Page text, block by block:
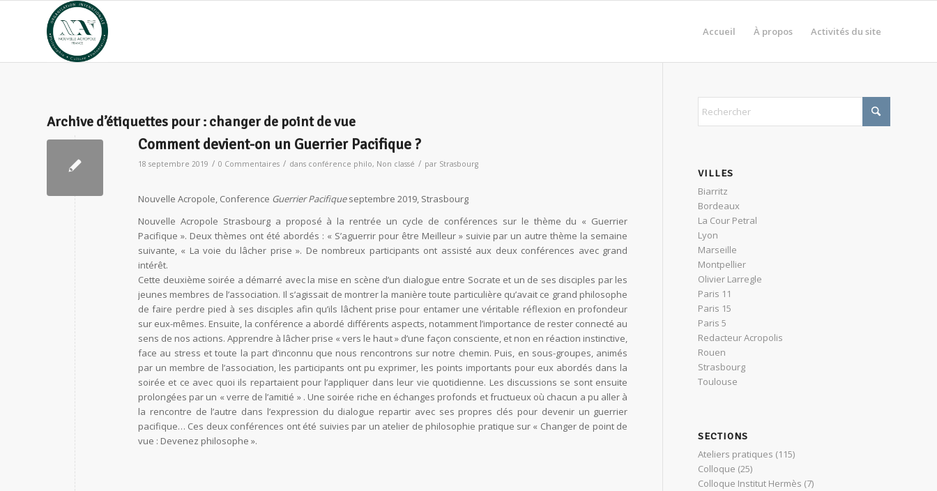
Accueil À propos Activités du site
Archive d’étiquettes pour : changer de point de vue
Comment devient-on un Guerrier Pacifique ?
18 septembre 2019 / 0 Commentaires / dans conférence philo, Non classé / par Strasbourg
Nouvelle Acropole, Conference Guerrier Pacifiqueseptembre 2019, Strasbourg
Nouvelle Acropole Strasbourg a proposé à la rentrée un cycle de conférences sur le thème du « Guerrier
Pacifique ». Deux thèmes ont été abordés : « S’aguerrir pour être Meilleur » suivie par un autre thème la semaine
suivante, « La voie du lâcher prise ». De nombreux participants ont assisté aux deux conférences avec grand
intérêt.
Cette deuxième soirée a démarré avec la mise en scène d’un dialogue entre Socrate et un de ses disciples par les
jeunes membres de l’association. Il s’agissait de montrer la manière toute particulière qu’avait ce grand philosophe
de faire perdre pied à ses disciples afin qu’ils lâchent prise pour entamer une véritable réflexion en profondeur
sur eux-mêmes. Ensuite, la conférence a abordé différents aspects, notamment l’importance de rester connecté au
sens de nos actions. Apprendre à lâcher prise « vers le haut » d’une façon consciente, et non en réaction instinctive,
face au stress et toute la part d’inconnu que nous rencontrons sur notre chemin. Puis, en sous-groupes, animés
par un membre de l’association, les participants ont pu exprimer, les points importants pour eux abordés dans la
soirée et ce avec quoi ils repartaient pour l’appliquer dans leur vie quotidienne. Les discussions se sont ensuite
prolongées par un « verre de l’amitié » . Une soirée riche en échanges profonds et fructueux où chacun a pu aller à
la rencontre de l’autre dans l’expression du dialogue repartir avec ses propres clés pour devenir un guerrier
pacifique… Ces deux conférences ont été suivies par un atelier de philosophie pratique sur « Changer de point de
vue : Devenez philosophe ».
VILLES
Biarritz
Bordeaux
La Cour Petral
Lyon
Marseille
Montpellier
Olivier Larregle
Paris 11
Paris 15
Paris 5
Redacteur Acropolis
Rouen
Strasbourg
Toulouse
SECTIONS
Ateliers pratiques (115)
Colloque (25)
Colloque Institut Hermès (7)